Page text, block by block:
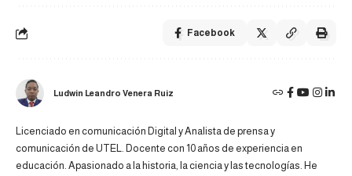
Facebook
Ludwin Leandro Venera Ruiz
Licenciado en comunicación Digital y Analista de prensa y
comunicación de UTEL. Docente con 10 años de experiencia en
educación. Apasionado a la historia, la ciencia y las tecnologías. He